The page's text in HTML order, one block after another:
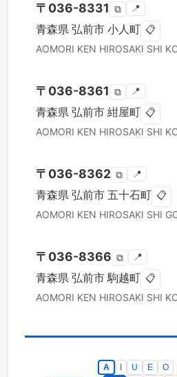
〒 036-8331 ⧉ 📍
青森県 弘前市 小人町 📋
AOMORI KEN HIROSAKI SHI
〒 036-8361 ⧉ 📍
青森県 弘前市 紺屋町 📋
AOMORI KEN HIROSAKI SHI
〒 036-8362 ⧉ 📍
青森県 弘前市 五十石町 📋
AOMORI KEN HIROSAKI SHI
〒 036-8366 ⧉ 📍
青森県 弘前市 駒越町 📋
AOMORI KEN HIROSAKI SHI
A U E O